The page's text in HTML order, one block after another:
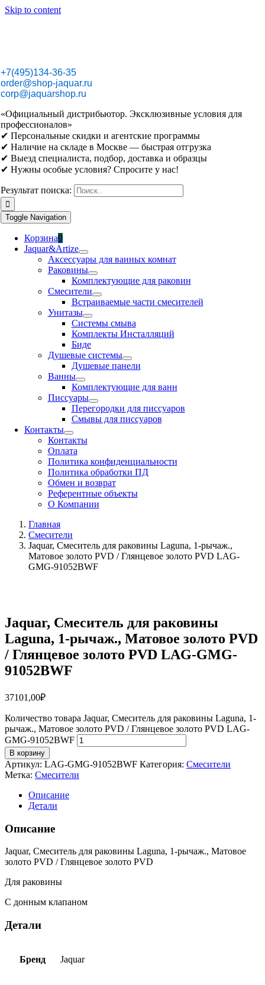
Skip to content
+7(495)134-36-35
order@shop-jaquar.ru
corp@jaquarshop.ru
«Официальный дистрибьютор. Эксклюзивные условия для
профессионалов»
✔ Персональные скидки и агентские программы
✔ Наличие на складе в Москве — быстрая отгрузка
✔ Выезд специалиста, подбор, доставка и образцы
✔ Нужны особые условия? Спросите у нас!
Результат поиска:
Toggle Navigation
Корзина0
Jaquar&Artize
Аксессуары для ванных комнат
Раковины
Комплектующие для раковин
Смесители
Встраиваемые части смесителей
Унитазы
Системы смыва
Комплекты Инсталляций
Биде
Душевые системы
Душевые панели
Ванны
Комплектующие для ванн
Писсуары
Перегородки для писсуаров
Смывы для писсуаров
Контакты
Контакты
Оплата
Политика конфиденциальности
Политика обработки ПД
Обмен и возврат
Референтные объекты
О Компании
Главная
Смесители
Jaquar, Смеситель для раковины Laguna, 1-рычаж.,
Матовое золото PVD / Глянцевое золото PVD LAG-
GMG-91052BWF
Jaquar, Смеситель для раковины
Laguna, 1-рычаж., Матовое золото PVD
/ Глянцевое золото PVD LAG-GMG-
91052BWF
37101,00₽
Количество товара Jaquar, Смеситель для раковины Laguna, 1-
рычаж., Матовое золото PVD / Глянцевое золото PVD LAG-
GMG-91052BWF
В корзину
Артикул: LAG-GMG-91052BWF Категория: Смесители
Метка: Смесители
Описание
Детали
Описание
Jaquar, Смеситель для раковины Laguna, 1-рычаж., Матовое
золото PVD / Глянцевое золото PVD
Для раковины
С донным клапаном
Детали
Бренд Jaquar